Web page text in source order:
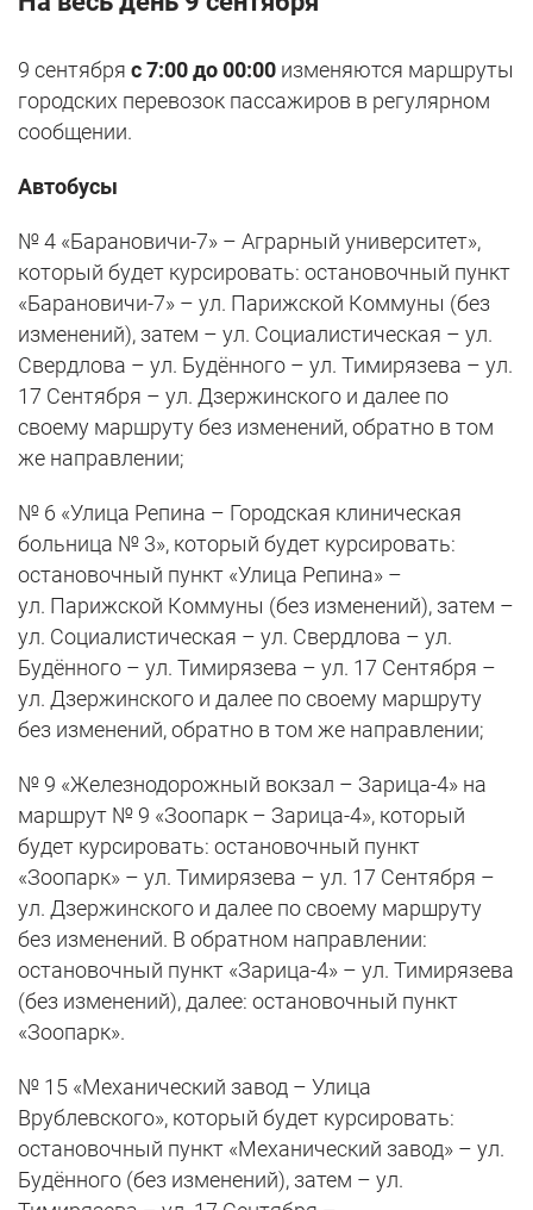
9 сентября с 7:00 до 00:00 изменяются маршруты
городских перевозок пассажиров в регулярном
сообщении.
Автобусы
№ 4 «Барановичи-7» – Аграрный университет»,
который будет курсировать: остановочный пункт
«Барановичи-7» – ул. Парижской Коммуны (без
изменений), затем – ул. Социалистическая – ул.
Свердлова – ул. Будённого – ул. Тимирязева – ул.
17 Сентября – ул. Дзержинского и далее по
своему маршруту без изменений, обратно в том
же направлении;
№ 6 «Улица Репина – Городская клиническая
больница № 3», который будет курсировать:
остановочный пункт «Улица Репина» –
ул. Парижской Коммуны (без изменений), затем –
ул. Социалистическая – ул. Свердлова – ул.
Будённого – ул. Тимирязева – ул. 17 Сентября –
ул. Дзержинского и далее по своему маршруту
без изменений, обратно в том же направлении;
№ 9 «Железнодорожный вокзал – Зарица-4» на
маршрут № 9 «Зоопарк – Зарица-4», который
будет курсировать: остановочный пункт
«Зоопарк» – ул. Тимирязева – ул. 17 Сентября –
ул. Дзержинского и далее по своему маршруту
без изменений. В обратном направлении:
остановочный пункт «Зарица-4» – ул. Тимирязева
(без изменений), далее: остановочный пункт
«Зоопарк».
№ 15 «Механический завод – Улица
Врублевского», который будет курсировать:
остановочный пункт «Механический завод» – ул.
Будённого (без изменений), затем – ул.